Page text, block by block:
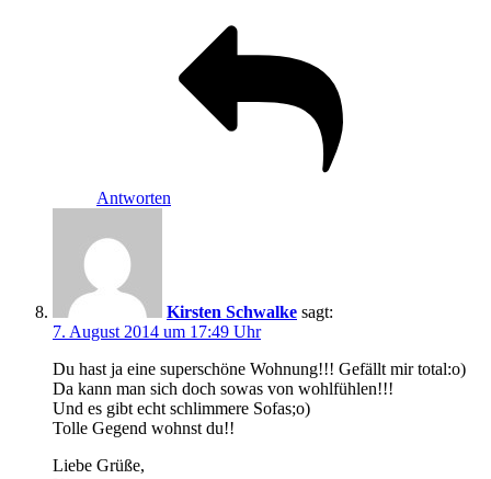
Antworten
Kirsten Schwalke sagt:
7. August 2014 um 17:49 Uhr
Du hast ja eine superschöne Wohnung!!! Gefällt mir total:o)
Da kann man sich doch sowas von wohlfühlen!!!
Und es gibt echt schlimmere Sofas;o)
Tolle Gegend wohnst du!!
Liebe Grüße,